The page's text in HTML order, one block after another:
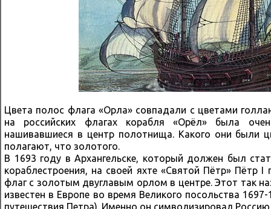
Цвета полос флага «Орла» совпадали с цветами
на российских флагах корабля «Орёл» была
нашивавшиеся в центр полотнища. Какого они были
полагают, что золотого.
В 1693 году в Архангельске, который должен был
кораблестроения, на своей яхте «Святой Пётр» Пётр
флаг с золотым двуглавым орлом в центре. Этот так
известен в Европе во время Великого посольства
путешествия Петра). Именно он символизировал